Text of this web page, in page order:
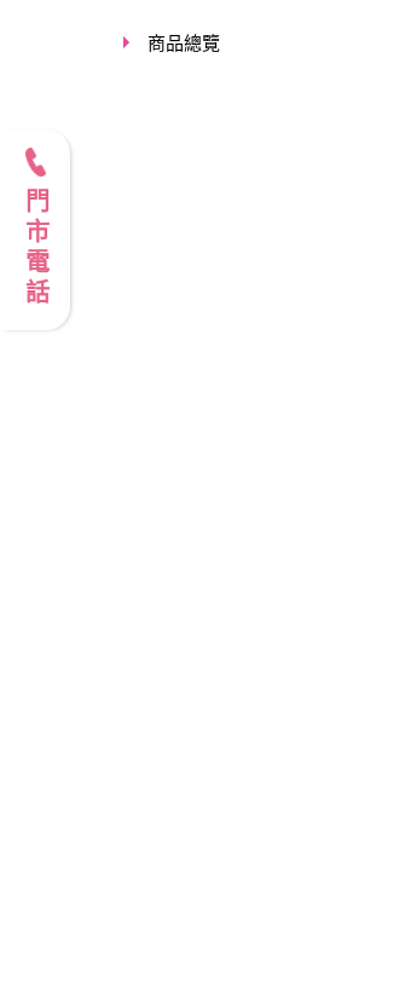
商品總覽
門市電話